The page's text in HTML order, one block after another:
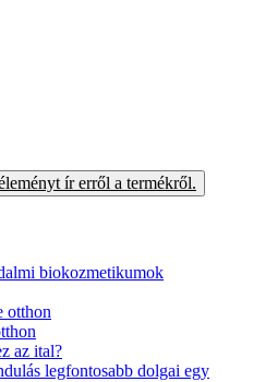
ír erről a termékről.
biokozmetikumok
otthon
az ital?
legfontosabb dolgai egy